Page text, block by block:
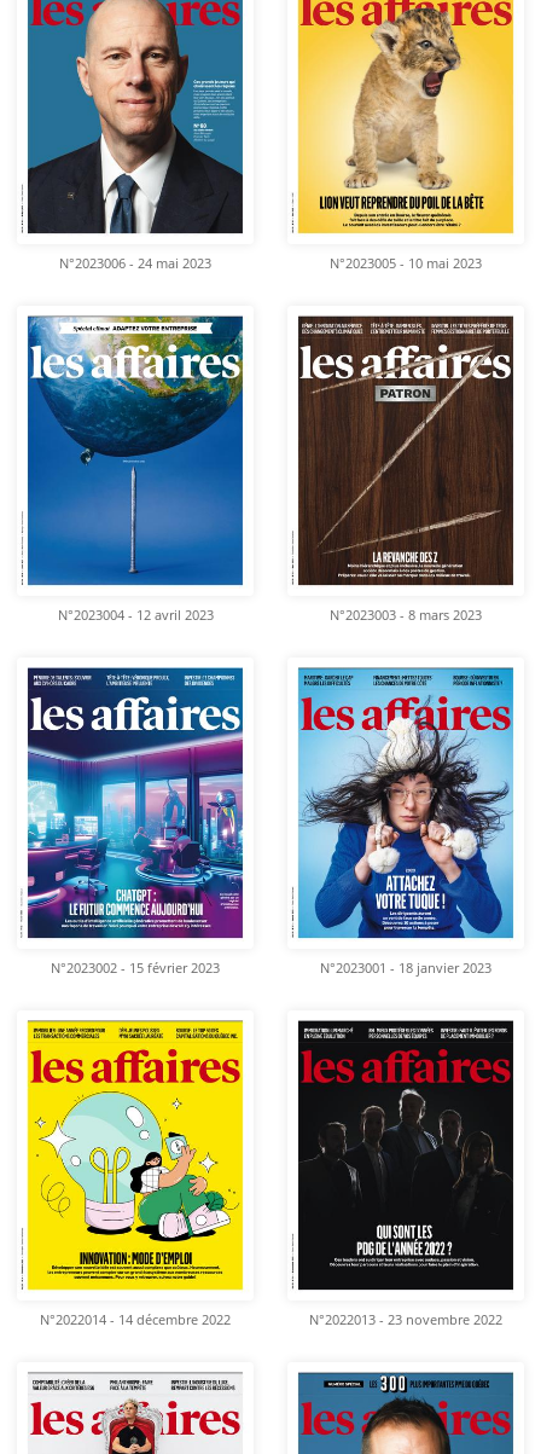
N°2023006 - 24 mai 2023 N°2023005 - 10 mai 2023
N°2023004 - 12 avril 2023 N°2023003 - 8 mars 2023
N°2023002 - 15 février 2023 N°2023001 - 18 janvier 2023
N°2022014 - 14 décembre 2022 N°2022013 - 23 novembre 2022